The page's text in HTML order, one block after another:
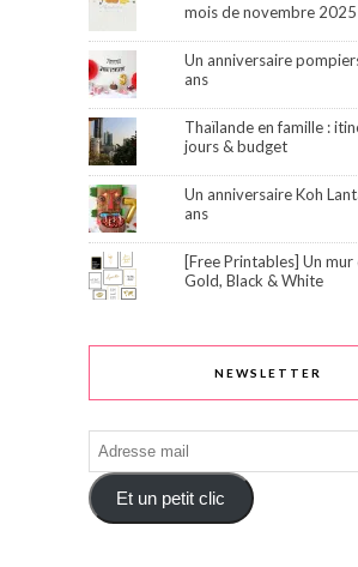
mois de novembre 2025
Un anniversaire
ans
Thaïlande en famille :
jours & budget
Un anniversaire Koh
ans
[Free Printables] Un
Gold, Black & White
NEWSLETTER
Adresse
mail
Et un petit clic